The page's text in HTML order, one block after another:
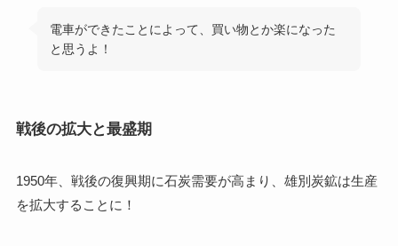
電車ができたことによって、買い物とか楽になった
と思うよ！
戦後の拡大と最盛期
1950年、戦後の復興期に石炭需要が高まり、雄別炭鉱は生産
を拡大することに！